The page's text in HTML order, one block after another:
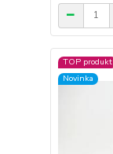
TOP produkt
Novinka